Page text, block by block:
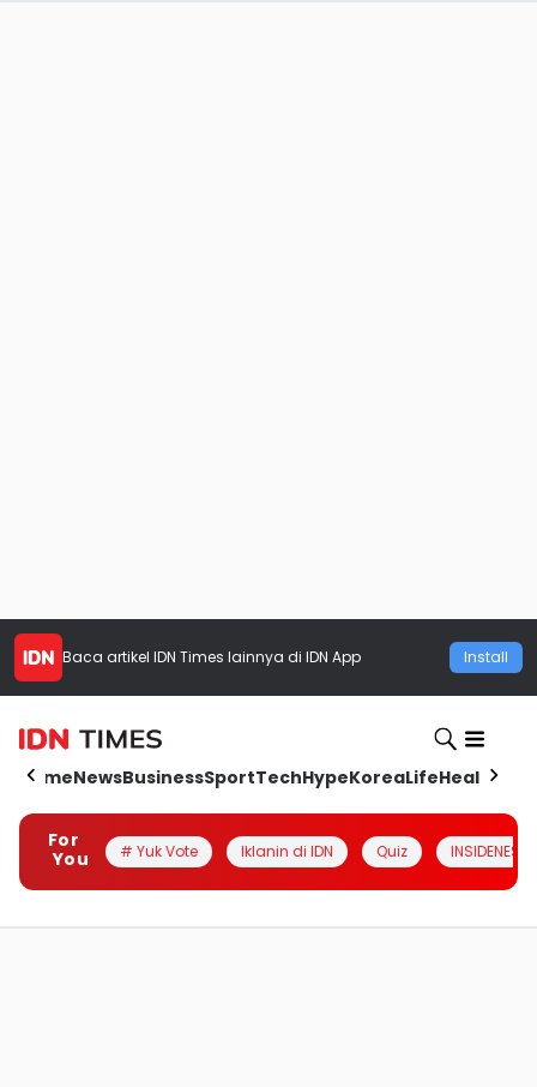
Baca artikel IDN Times lainnya di IDN App Install
HomeNewsBusinessSportTechHypeKoreaLifeHealth
For
You
# Yuk Vote Iklanin di IDN Quiz INSIDENESIA